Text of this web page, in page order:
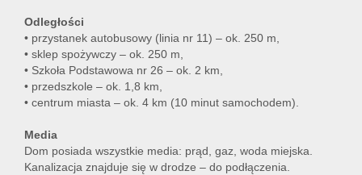
Odległości
• przystanek autobusowy (linia nr 11) – ok. 250 m,
• sklep spożywczy – ok. 250 m,
• Szkoła Podstawowa nr 26 – ok. 2 km,
• przedszkole – ok. 1,8 km,
• centrum miasta – ok. 4 km (10 minut samochodem).
Media
Dom posiada wszystkie media: prąd, gaz, woda miejska.
Kanalizacja znajduje się w drodze – do podłączenia.